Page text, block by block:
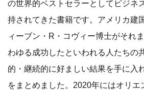
の世界的ベストセラーとしてビジネ
持されてきた書籍です。アメリカ建
ィーブン・R・コヴィー博士がそれ
わゆる成功したといわれる人たちの
的・継続的に好ましい結果を手に入
をまとめました。2020年にはオリエ